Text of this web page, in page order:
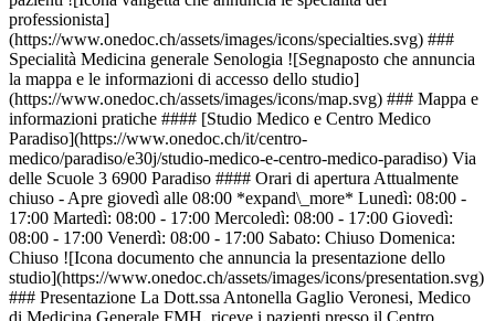
professionista]
(https://www.onedoc.ch/assets/images/icons/specialties.svg) ###
Specialità Medicina generale Senologia ![Segnaposto che annuncia
la mappa e le informazioni di accesso dello studio]
(https://www.onedoc.ch/assets/images/icons/map.svg) ### Mappa e
informazioni pratiche #### [Studio Medico e Centro Medico
Paradiso](https://www.onedoc.ch/it/centro-
medico/paradiso/e30j/studio-medico-e-centro-medico-paradiso) Via
delle Scuole 3 6900 Paradiso #### Orari di apertura Attualmente
chiuso - Apre giovedì alle 08:00 *expand\_more* Lunedì: 08:00 -
17:00 Martedì: 08:00 - 17:00 Mercoledì: 08:00 - 17:00 Giovedì:
08:00 - 17:00 Venerdì: 08:00 - 17:00 Sabato: Chiuso Domenica:
Chiuso ![Icona documento che annuncia la presentazione dello
studio](https://www.onedoc.ch/assets/images/icons/presentation.svg)
### Presentazione La Dott.ssa Antonella Gaglio Veronesi, Medico
di Medicina Generale FMH, riceve i pazienti presso il Centro